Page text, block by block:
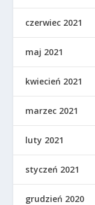
czerwiec 2021
maj 2021
kwiecień 2021
marzec 2021
luty 2021
styczeń 2021
grudzień 2020